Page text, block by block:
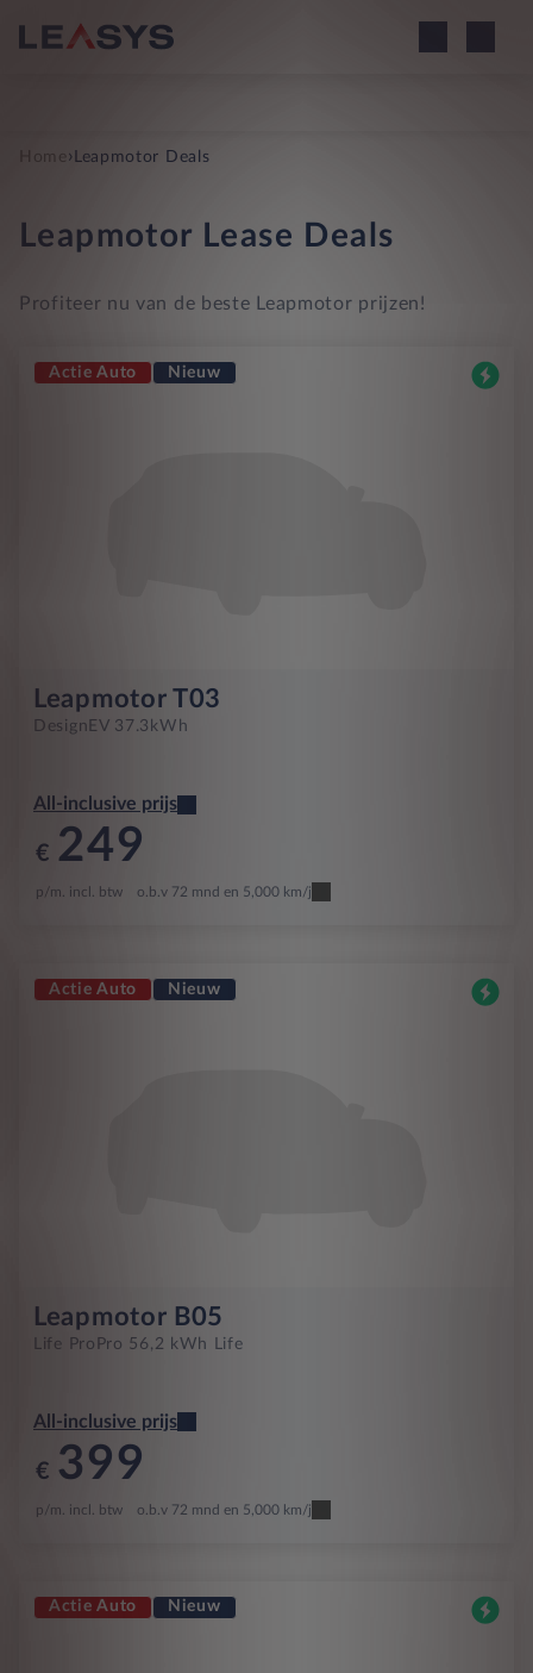
Home › Leapmotor Deals
Leapmotor Lease Deals
Profiteer nu van de beste Leapmotor prijzen!
Actie Auto Nieuw
Leapmotor T03
Design EV 37.3kWh
All-inclusive prijs
€ 249
p/m. incl. btw o.b.v 72 mnd en 5,000 km/j
Actie Auto Nieuw
Leapmotor B05
Life Pro Pro 56,2 kWh Life
All-inclusive prijs
€ 399
p/m. incl. btw o.b.v 72 mnd en 5,000 km/j
Actie Auto Nieuw